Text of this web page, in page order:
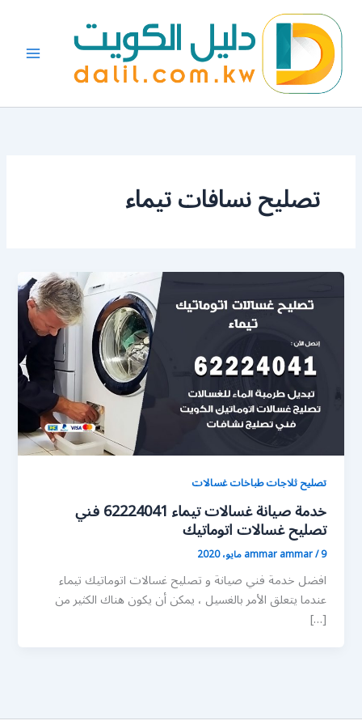
المحتوى
تصليح نسافات تيماء
تصليح ثلاجات طباخات غسالات
خدمة صيانة غسالات تيماء 62224041 فني
تصليح غسالات اتوماتيك
ammar ammar/9 مايو، 2020
افضل خدمة فني صيانة و تصليح غسالات اتوماتيك تيماء
عندما يتعلق الأمر بالغسيل ، يمكن أن يكون هناك الكثير من
[…]